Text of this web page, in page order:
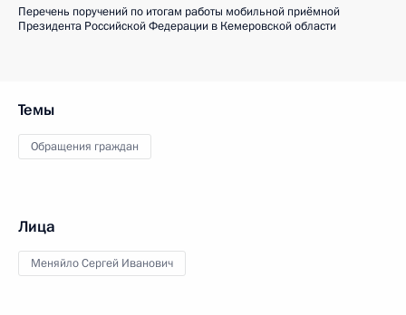
Перечень поручений по итогам работы мобильной приёмной
Президента Российской Федерации в Кемеровской области
Темы
Обращения граждан
Лица
Меняйло Сергей Иванович